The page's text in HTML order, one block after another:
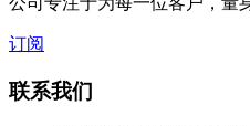
订阅
联系我们